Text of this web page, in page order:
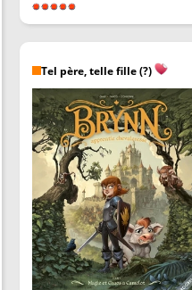
Tel père, telle fille (?)